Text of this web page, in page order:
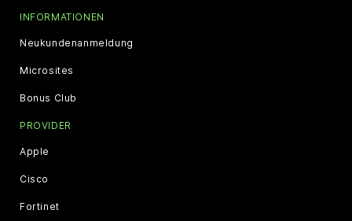
INFORMATIONEN
Neukundenanmeldung
Microsites
Bonus Club
PROVIDER
Apple
Cisco
Fortinet